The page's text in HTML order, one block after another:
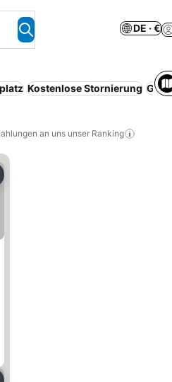
DE · €
Kostenlose Stornierung
an uns unser Ranking
hinzufügen
hinzufügen